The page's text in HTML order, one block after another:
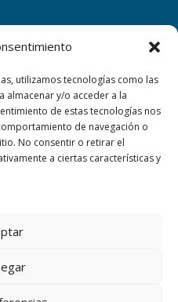
utilizamos tecnologías como las
almacenar y/o acceder a la
de estas tecnologías nos
de navegación o
No consentir o retirar el
a ciertas características y
(Badajoz)